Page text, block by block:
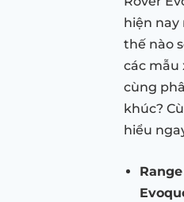
hiện nay
thế nào
các mẫu
cùng
khúc?
hiểu